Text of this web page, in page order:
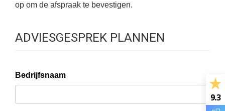
op om de afspraak te bevestigen.
ADVIESGESPREK PLANNEN
Bedrijfsnaam
9.3